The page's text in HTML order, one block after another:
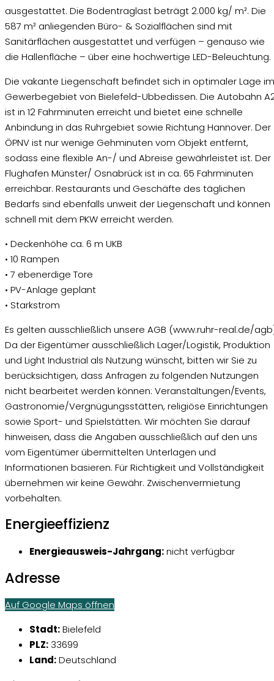
ausgestattet. Die Bodentraglast beträgt 2.000 kg/ m². Die
587 m² anliegenden Büro- & Sozialflächen sind mit
Sanitärflächen ausgestattet und verfügen – genauso wie
die Hallenfläche – über eine hochwertige LED-Beleuchtung.
Die vakante Liegenschaft befindet sich in optimaler Lage im
Gewerbegebiet von Bielefeld-Ubbedissen. Die Autobahn
ist in 12 Fahrminuten erreicht und bietet eine schnelle
Anbindung in das Ruhrgebiet sowie Richtung Hannover. Der
ÖPNV ist nur wenige Gehminuten vom Objekt entfernt,
sodass eine flexible An-/ und Abreise gewährleistet ist. Der
Flughafen Münster/ Osnabrück ist in ca. 65 Fahrminuten
erreichbar. Restaurants und Geschäfte des täglichen
Bedarfs sind ebenfalls unweit der Liegenschaft und können
schnell mit dem PKW erreicht werden.
• Deckenhöhe ca. 6 m UKB
• 10 Rampen
• 7 ebenerdige Tore
• PV-Anlage geplant
• Starkstrom
Es gelten ausschließlich unsere AGB (www.ruhr-real.de/
Da der Eigentümer ausschließlich Lager/Logistik, Produktion
und Light Industrial als Nutzung wünscht, bitten wir Sie zu
berücksichtigen, dass Anfragen zu folgenden Nutzungen
nicht bearbeitet werden können: Veranstaltungen/Events,
Gastronomie/Vergnügungsstätten, religiöse Einrichtungen
sowie Sport- und Spielstätten. Wir möchten Sie darauf
hinweisen, dass die Angaben ausschließlich auf den uns
vom Eigentümer übermittelten Unterlagen und
Informationen basieren. Für Richtigkeit und Vollständigkeit
übernehmen wir keine Gewähr. Zwischenvermietung
vorbehalten.
Energieeffizienz
Energieausweis-Jahrgang:nicht verfügbar
Adresse
Auf Google Maps öffnen
Stadt:Bielefeld
PLZ: 33699
Land:Deutschland